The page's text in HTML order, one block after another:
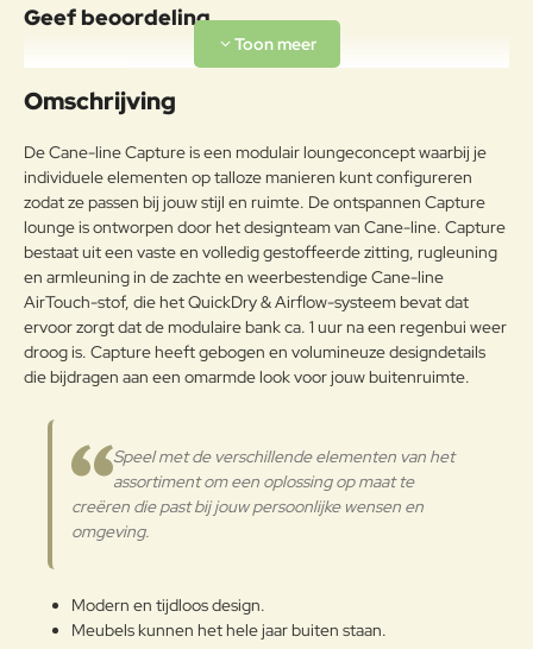
Geef beoordeling
Uw naam:
g:
Note:HTML-code wordt niet vertaald!
Waardering:
Waarderin
g:
Slecht Goed
Omschrijving
De Cane-line Capture is een modulair loungeconcept waarbij je
individuele elementen op talloze manieren kunt configureren
zodat ze passen bij jouw stijl en ruimte. De ontspannen Capture
lounge is ontworpen door het designteam van Cane-line. Capture
bestaat uit een vaste en volledig gestoffeerde zitting, rugleuning
en armleuning in de zachte en weerbestendige Cane-line
AirTouch-stof, die het QuickDry & Airflow-systeem bevat dat
ervoor zorgt dat de modulaire bank ca. 1 uur na een regenbui weer
droog is. Capture heeft gebogen en volumineuze designdetails
die bijdragen aan een omarmde look voor jouw buitenruimte.
Speel met de verschillende elementen van het
assortiment om een oplossing op maat te
creëren die past bij jouw persoonlijke wensen en
omgeving.
Modern en tijdloos design.
Meubels kunnen het hele jaar buiten staan.